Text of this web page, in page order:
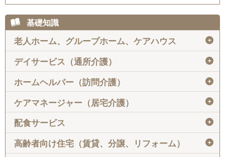
基礎知識
老人ホーム、グループホーム、ケアハウス ＋
デイサービス（通所介護） ＋
ホームヘルパー（訪問介護） ＋
ケアマネージャー（居宅介護） ＋
配食サービス ＋
高齢者向け住宅（賃貸、分譲、リフォーム） ＋